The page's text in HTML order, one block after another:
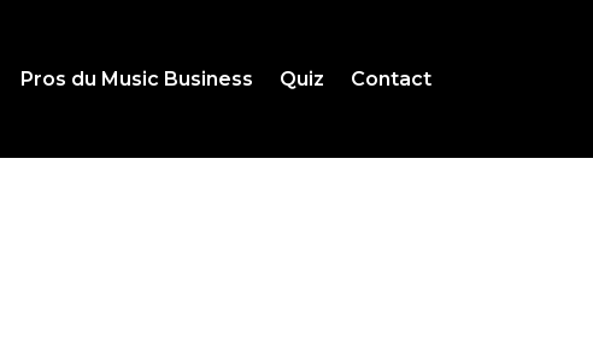
Pros du Music Business Quiz Contact